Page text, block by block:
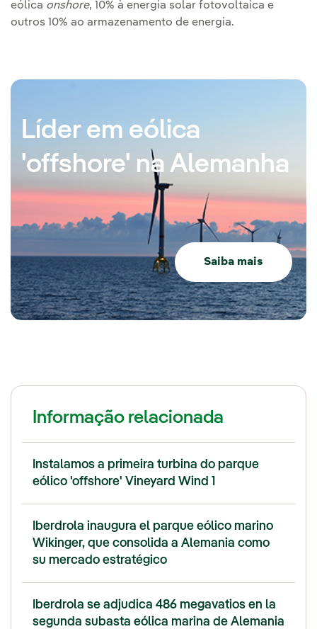
eólica onshore, 10% à energia solar fotovoltaica e
outros 10% ao armazenamento de energia.
Líder em eólica
'offshore' na Alemanha
Saiba mais
Informação relacionada
Instalamos a primeira turbina do parque
eólico 'offshore' Vineyard Wind 1
Iberdrola inaugura el parque eólico marino
Wikinger, que consolida a Alemania como
su mercado estratégico
Iberdrola se adjudica 486 megavatios en la
segunda subasta eólica marina de Alemania